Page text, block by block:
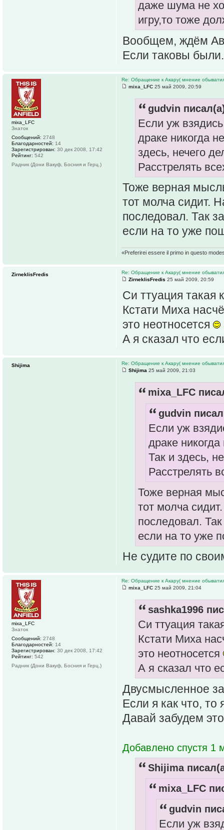
даже шума не
игру,то тоже
Вообщем, ждём
Если таковы были.
Re: Обращение к Акару( мнение
mixa_LFC 25 май 2009, 20:59
gudvin
Если уж
драке никогда
здесь, нечего
Расстрелять
Тоже верная
тот молча сидит.
последовал. Так
если на то уже
«Preferirei essere il primo in questo
mixa_LFC
Знаток
Сообщений: 2748
Благодарностей: 14
Зарегистрирован: 30 дек 2008, 17:42
Рейтинг: 542
Радник (Дони Вакуф, Босния и Герц.)
Re: Обращение к Акару( мнение
ZirneklisFredis 25 май 2009, 20:59
Си ттуация такая
Кстати Миха
это неотносется
А я сказал что
ZirneklisFredis
Re: Обращение к Акару( мнение
Shijima 25 май 2009, 21:03
mixa_LFC
gudvin
Если уж
драке
Так и здесь,
Расстрелять
Тоже верная
тот молча
последовал.
если на то уже
Не судите по
Shijima
Re: Обращение к Акару( мнение
mixa_LFC 25 май 2009, 21:04
sashka1996
Си ттуация
Кстати Миха
это неотносется
А я сказал что
Двусмысленное
Если я как что, то
Давай забудем
Добавлено спустя 1
Shijima
mixa_LFC
gudvin
Если уж
mixa_LFC
Знаток
Сообщений: 2748
Благодарностей: 14
Зарегистрирован: 30 дек 2008, 17:42
Рейтинг: 542
Радник (Дони Вакуф, Босния и Герц.)